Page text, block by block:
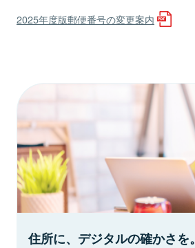
2025年度版郵便番号の変更案内
住所に、デジタルの確かさを。